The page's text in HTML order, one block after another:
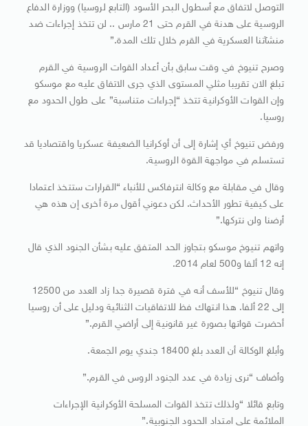
التوصل لاتفاق مع أسطول البحر الأسود (التابع لروسيا) ووزارة الدفاع
الروسية على هدنة في القرم حتى 21 مارس .. لن تتخذ إجراءات ضد
منشآتنا العسكرية في القرم خلال تلك المدة.”
وصرح تنيوخ في وقت سابق بأن أعداد القوات الروسية في القرم
تبلغ الان تقريبا مثلي المستوى الذي جرى الاتفاق عليه مع موسكو
وإن القوات الأوكرانية تتخذ “إجراءات متناسبة” على طول الحدود مع
روسيا.
ورفض تنيوخ أي إشارة إلى أن أوكرانيا الضعيفة عسكريا واقتصاديا قد
تستسلم في مواجهة القوة الروسية.
وقال في مقابلة مع وكالة انترفاكس للأنباء “القرارات ستتخذ اعتمادا
على كيفية تطور الأحداث. لكن دعوني أقول مرة أخرى إن هذه هي
أرضنا ولن نتركها.”
واتهم تنيوخ موسكو بتجاوز الحد المتفق عليه بشأن الجنود الذي قال
إنه 12 ألفا و500 لعام 2014.
وقال تنيوخ “للأسف أنه في فترة قصيرة جدا زاد العدد من 12500
إلى 22 ألفا. هذا انتهاك فظ للاتفاقيات الثنائية ودليل على أن روسيا
أحضرت قواتها بصورة غير قانونية إلى أراضي القرم.”
وأبلغ الوكالة أن العدد بلغ 18400 جندي يوم الجمعة.
وأضاف “نرى زيادة في عدد الجنود الروس في القرم.”
وتابع قائلا “ولذلك تتخذ القوات المسلحة الأوكرانية الإجراءات
الملائمة على امتداد الحدود الجنوبية.”